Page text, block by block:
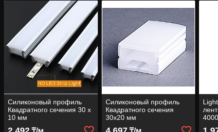
Силиконовый профиль
Квадратного сечения 30 х
10 мм
Силиконовый профиль
Квадратного сечения
30х20 мм